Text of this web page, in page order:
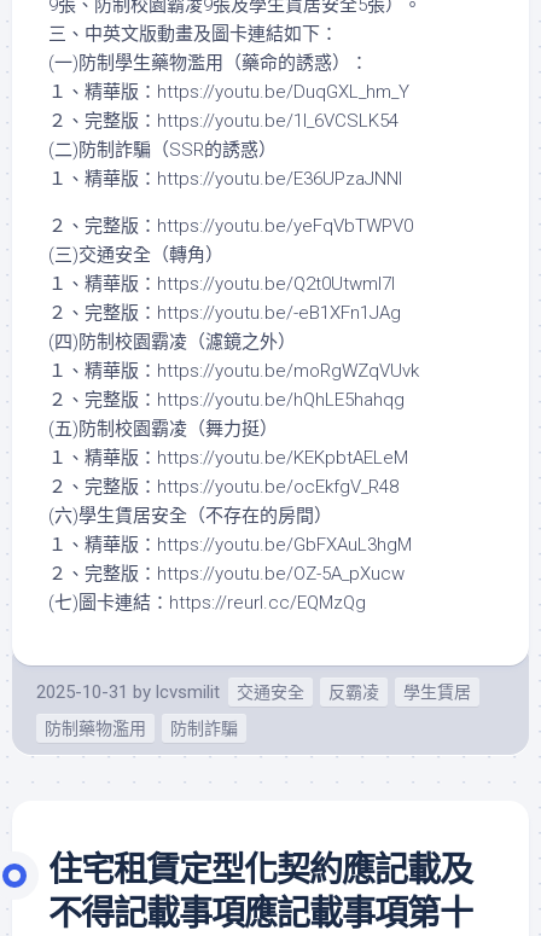
9張、防制校園霸凌9張及學生賃居安全5張）。
三、中英文版動畫及圖卡連結如下：
(一)防制學生藥物濫用（藥命的誘惑）：
１、精華版：https://youtu.be/DuqGXL_hm_Y
２、完整版：https://youtu.be/1I_6VCSLK54
(二)防制詐騙（SSR的誘惑）
１、精華版：https://youtu.be/E36UPzaJNNI
２、完整版：https://youtu.be/yeFqVbTWPV0
(三)交通安全（轉角）
１、精華版：https://youtu.be/Q2t0Utwml7I
２、完整版：https://youtu.be/-eB1XFn1JAg
(四)防制校園霸凌（濾鏡之外）
１、精華版：https://youtu.be/moRgWZqVUvk
２、完整版：https://youtu.be/hQhLE5hahqg
(五)防制校園霸凌（舞力挺）
１、精華版：https://youtu.be/KEKpbtAELeM
２、完整版：https://youtu.be/ocEkfgV_R48
(六)學生賃居安全（不存在的房間）
１、精華版：https://youtu.be/GbFXAuL3hgM
２、完整版：https://youtu.be/OZ-5A_pXucw
(七)圖卡連結：https://reurl.cc/EQMzQg
2025-10-31 by lcvsmilit 交通安全 反霸凌
學生賃居
防制藥物濫用
防制詐騙
住宅租賃定型化契約應記載及
不得記載事項應記載事項第十